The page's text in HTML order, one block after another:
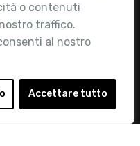
o contenuti
traffico.
al nostro
Accettare tutto